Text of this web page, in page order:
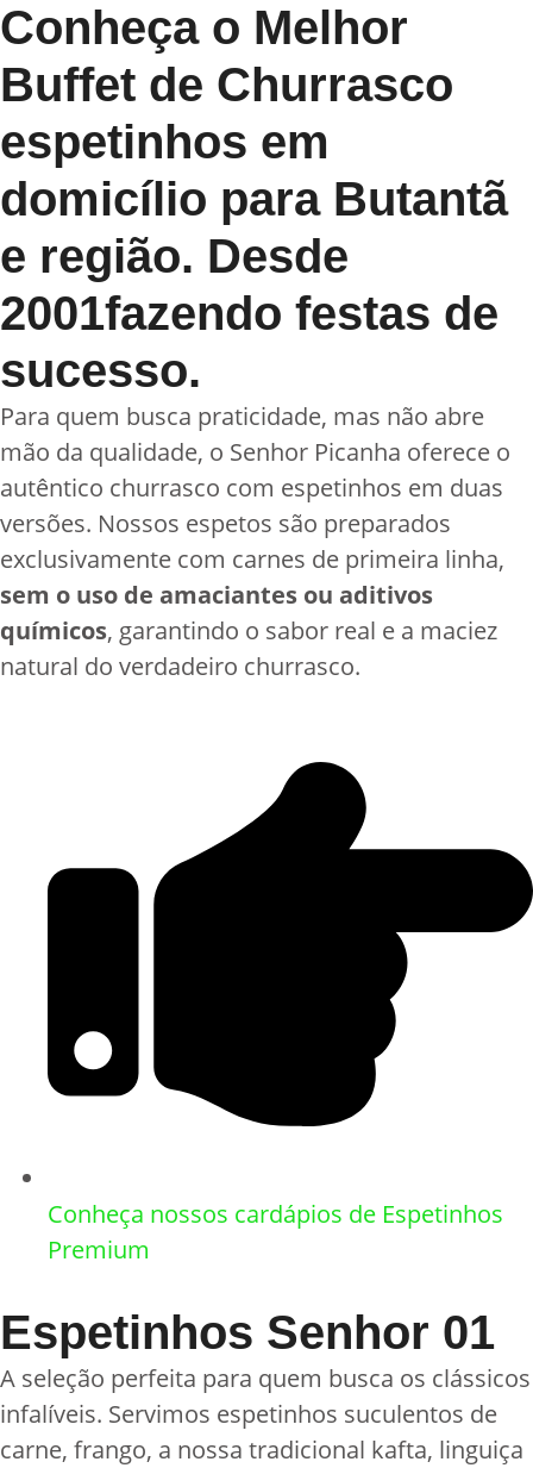
Conheça o Melhor
Buffet de Churrasco
espetinhos em
domicílio para Butantã
e região. Desde
2001fazendo festas de
sucesso.
Para quem busca praticidade, mas não abre
mão da qualidade, o Senhor Picanha oferece o
autêntico churrasco com espetinhos em duas
versões. Nossos espetos são preparados
exclusivamente com carnes de primeira linha,
sem o uso de amaciantes ou aditivos
químicos, garantindo o sabor real e a maciez
natural do verdadeiro churrasco.
Conheça nossos cardápios de Espetinhos
Premium​
Espetinhos Senhor 01
A seleção perfeita para quem busca os clássicos
infalíveis. Servimos espetinhos suculentos de
carne, frango, a nossa tradicional kafta, linguiça